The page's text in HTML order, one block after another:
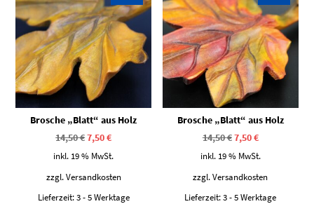
Brosche „Blatt“ aus Holz
14,50€Ursprünglicher
Preis
war:
7,50€Aktueller
ist:
inkl. 19 % MwSt.
zzgl. Versandkosten
Lieferzeit: 3 - 5 Werktage
Brosche „Blatt“ aus Holz
14,50€Ursprünglicher
Preis
war:
7,50€Aktueller
ist:
inkl. 19 % MwSt.
zzgl.Versandkosten
Lieferzeit:3 - 5 Werktage